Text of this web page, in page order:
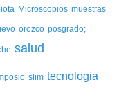
Microscopios muestras
orozco posgrado;
salud
slim tecnologia